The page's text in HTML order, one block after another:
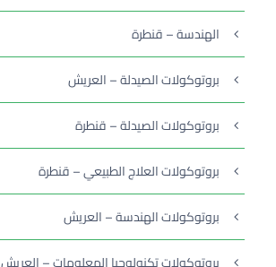
الهندسة – قنطرة
بروتوكولات الصيدلة – العريش
بروتوكولات الصيدلة – قنطرة
بروتوكولات العلاج الطبيعي – قنطرة
بروتوكولات الهندسة – العريش